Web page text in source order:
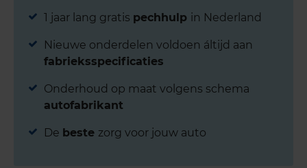
1 jaar lang gratis pechhulp in Nederland
Nieuwe onderdelen voldoen áltijd aan
fabrieksspecificaties
Onderhoud op maat volgens schema
autofabrikant
De beste zorg voor jouw auto